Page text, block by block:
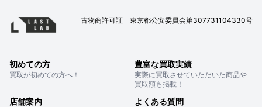
古物商許可証 東京都公安委員会第307731104330号
初めての方
買取が初めての方へ！
豊富な買取実績
実際に買取させていただいた商品や
買取額も掲載！
店舗案内 よくある質問